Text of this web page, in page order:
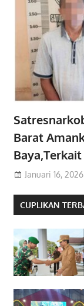
Barat
Januari 16, 2026
CUPLIKAN